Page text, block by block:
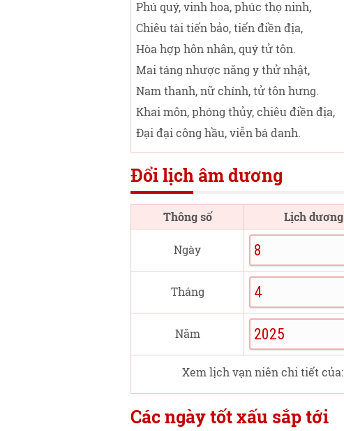
Phú quý, vinh hoa, phúc thọ ninh,
Chiêu tài tiến bảo, tiến điền địa,
Hòa hợp hôn nhân, quý tử tôn.
Mai táng nhược năng y thử nhật,
Nam thanh, nữ chính, tử tôn hưng.
Khai môn, phóng thủy, chiêu điền địa,
Đại đại công hầu, viễn bá danh.
Đổi lịch âm dương
Thông số Lịch dương
Ngày
Tháng
Năm
Xem lịch vạn niên chi tiết của:
Các ngày tốt xấu sắp tới